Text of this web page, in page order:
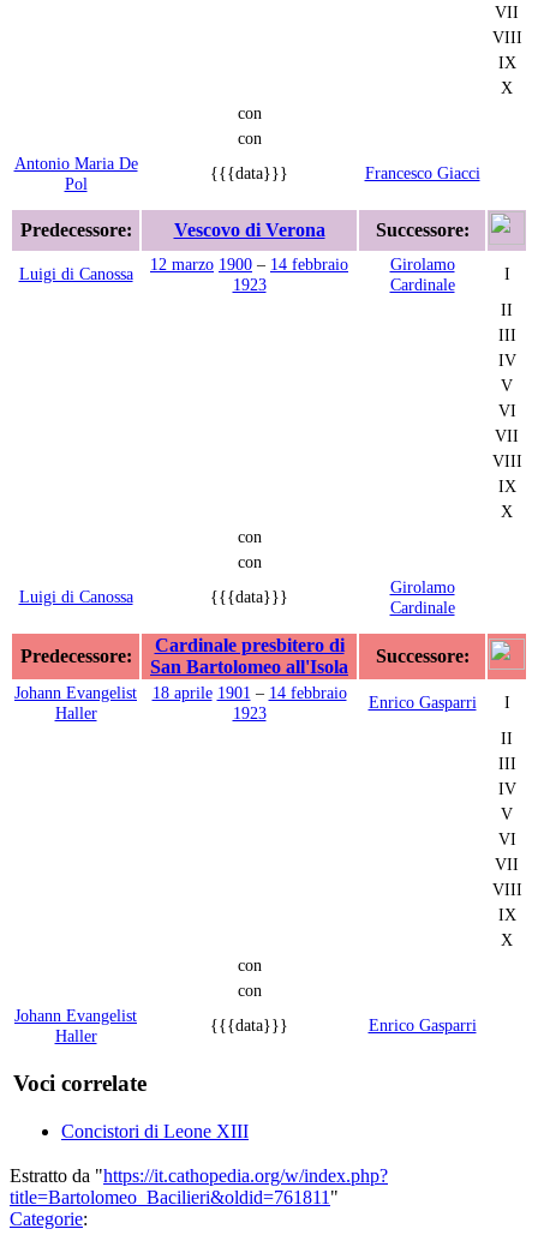
VII
VIII
IX
X
con
con
Antonio Maria De
Pol
{{{data}}} Francesco Giacci
Predecessore: Vescovo di Verona Successore:
Luigi di Canossa 12 marzo 1900 – 14 febbraio
1923
Girolamo
Cardinale
I
II
III
IV
V
VI
VII
VIII
IX
X
con
con
Luigi di Canossa
{{{data}}}
Girolamo
Cardinale
Predecessore:
Cardinale presbitero di
San Bartolomeo all'Isola
Successore:
Johann Evangelist
Haller
18 aprile 1901 – 14 febbraio
1923
Enrico Gasparri
I
II
III
IV
V
VI
VII
VIII
IX
X
con
con
Johann Evangelist
Haller
{{{data}}} Enrico Gasparri
Voci correlate
Concistori di Leone XIII
Estratto da "https://it.cathopedia.org/w/index.php?
title=Bartolomeo_Bacilieri&oldid=761811 "
Categorie: